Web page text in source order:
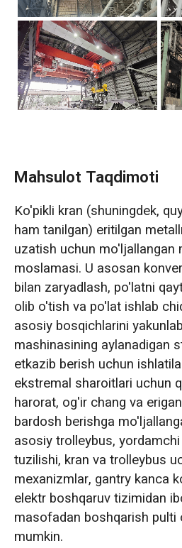
Mahsulot Taqdimoti
Ko'pikli kran (shuningdek,
ham tanilgan) eritilgan
uzatish uchun mo'ljallangan
moslamasi. U asosan
bilan zaryadlash, po'latni
olib o'tish va po'lat ishlab
asosiy bosqichlarini
mashinasining aylanadigan
etkazib berish uchun
ekstremal sharoitlari uchun
harorat, og'ir chang va
bardosh berishga
asosiy trolleybus,
tuzilishi, kran va trolleybus
mexanizmlar, gantry kanca
elektr boshqaruv tizimidan
masofadan boshqarish pulti
mumkin.